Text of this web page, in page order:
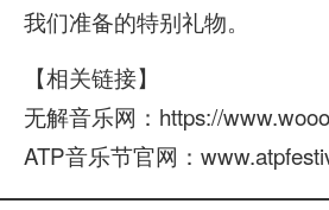
我们准备的特别礼物。
【相关链接】
无解音乐网：https://
ATP音乐节官网：